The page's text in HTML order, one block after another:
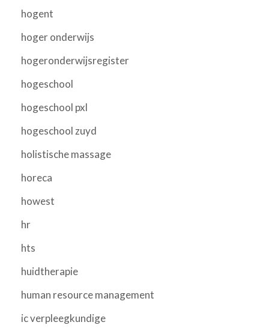
hogent
hoger onderwijs
hogeronderwijsregister
hogeschool
hogeschool pxl
hogeschool zuyd
holistische massage
horeca
howest
hr
hts
huidtherapie
human resource management
ic verpleegkundige